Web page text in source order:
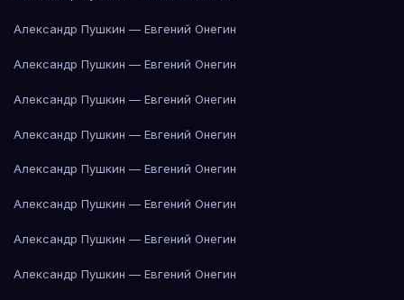
Александр Пушкин — Евгений Онегин
Александр Пушкин — Евгений Онегин
Александр Пушкин — Евгений Онегин
Александр Пушкин — Евгений Онегин
Александр Пушкин — Евгений Онегин
Александр Пушкин — Евгений Онегин
Александр Пушкин — Евгений Онегин
Александр Пушкин — Евгений Онегин